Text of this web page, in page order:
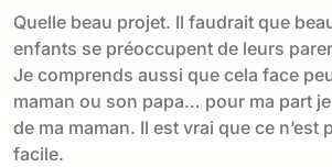
Quelle beau projet. Il faudrait que
enfants se préoccupent de leurs
Je comprends aussi que cela face
maman ou son papa… pour ma part
de ma maman. Il est vrai que ce n’est
facile.